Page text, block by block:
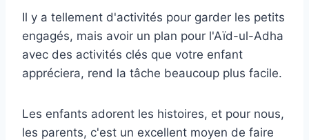
Il y a tellement d'activités pour garder les petits
engagés, mais avoir un plan pour l'Aïd-ul-Adha
avec des activités clés que votre enfant
appréciera, rend la tâche beaucoup plus facile.
Les enfants adorent les histoires, et pour nous,
les parents, c'est un excellent moyen de faire